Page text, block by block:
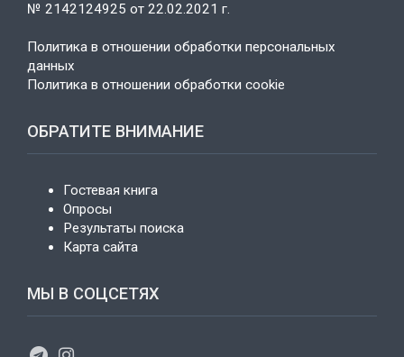
№ 2142124925 от 22.02.2021 г.
Политика в отношении обработки персональных
данных
Политика в отношении обработки cookie
ОБРАТИТЕ ВНИМАНИЕ
Гостевая книга
Опросы
Результаты поиска
Карта сайта
МЫ В СОЦСЕТЯХ